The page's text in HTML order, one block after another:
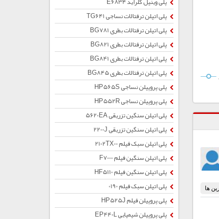
پلی اتیلن ترفتالات نساجی TG641
پلی اتیلن ترفتالات بطری BG781
پلی اتیلن ترفتالات بطری BG821
پلی اتیلن ترفتالات بطری BG841
پلی اتیلن ترفتالات بطری BG845
پلی پروپیلن نساجی HP565S
پلی پروپیلن نساجی HP552R
پلی اتیلن سنگین تزریقی 5620EA
پلی اتیلن سنگین تزریقی 2200J
پلی اتیلن سبک فیلم 2102TX00
پلی اتیلن سنگین فیلم F7000
پلی اتیلن سنگین فیلم HF5110
پلی اتیلن سبک فیلم 0190
پلی پروپیلن فیلم HP525J
پلی پروپیلن شیمیایی EP440L